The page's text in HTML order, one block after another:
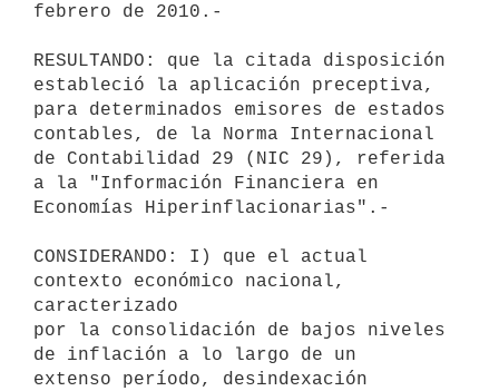
febrero de 2010.-
RESULTANDO: que la citada disposición
estableció la aplicación preceptiva,
para determinados emisores de estados
contables, de la Norma Internacional
de Contabilidad 29 (NIC 29), referida
a la "Información Financiera en
Economías Hiperinflacionarias".-
CONSIDERANDO: I) que el actual
contexto económico nacional,
caracterizado
por la consolidación de bajos niveles
de inflación a lo largo de un
extenso período, desindexación